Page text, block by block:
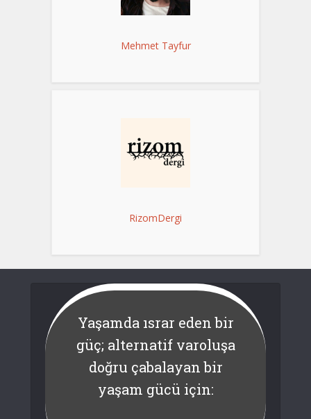
Mehmet Tayfur
RizomDergi
Yaşamda ısrar eden bir
güç; alternatif varoluşa
doğru çabalayan bir
yaşam gücü için: